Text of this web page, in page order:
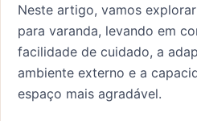
Neste artigo, vamos
para varanda, levando em
facilidade de cuidado, a
ambiente externo e a
espaço mais agradável.